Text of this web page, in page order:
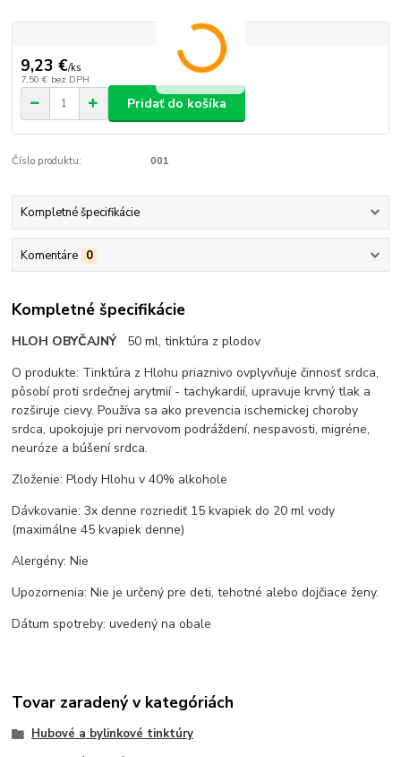
9,23 €/ks
7,50 € bez DPH
Pridať do košíka
Číslo produktu: 001
Kompletné špecifikácie
Komentáre 0
Kompletné špecifikácie
HLOH OBYČAJNÝ50 ml, tinktúra z plodov
O produkte: Tinktúra z Hlohu priaznivo ovplyvňuje činnosť srdca,
pôsobí proti srdečnej arytmií - tachykardií, upravuje krvný tlak a
rozširuje cievy. Používa sa ako prevencia ischemickej choroby
srdca, upokojuje pri nervovom podráždení, nespavosti, migréne,
neuróze a búšení srdca.
Zloženie: Plody Hlohu v 40% alkohole
Dávkovanie: 3x denne rozriediť 15 kvapiek do 20 ml vody
(maximálne 45 kvapiek denne)
Alergény: Nie
Upozornenia: Nie je určený pre deti, tehotné alebo dojčiace ženy.
Dátum spotreby: uvedený na obale
Tovar zaradený v kategóriách
Hubové a bylinkové tinktúry